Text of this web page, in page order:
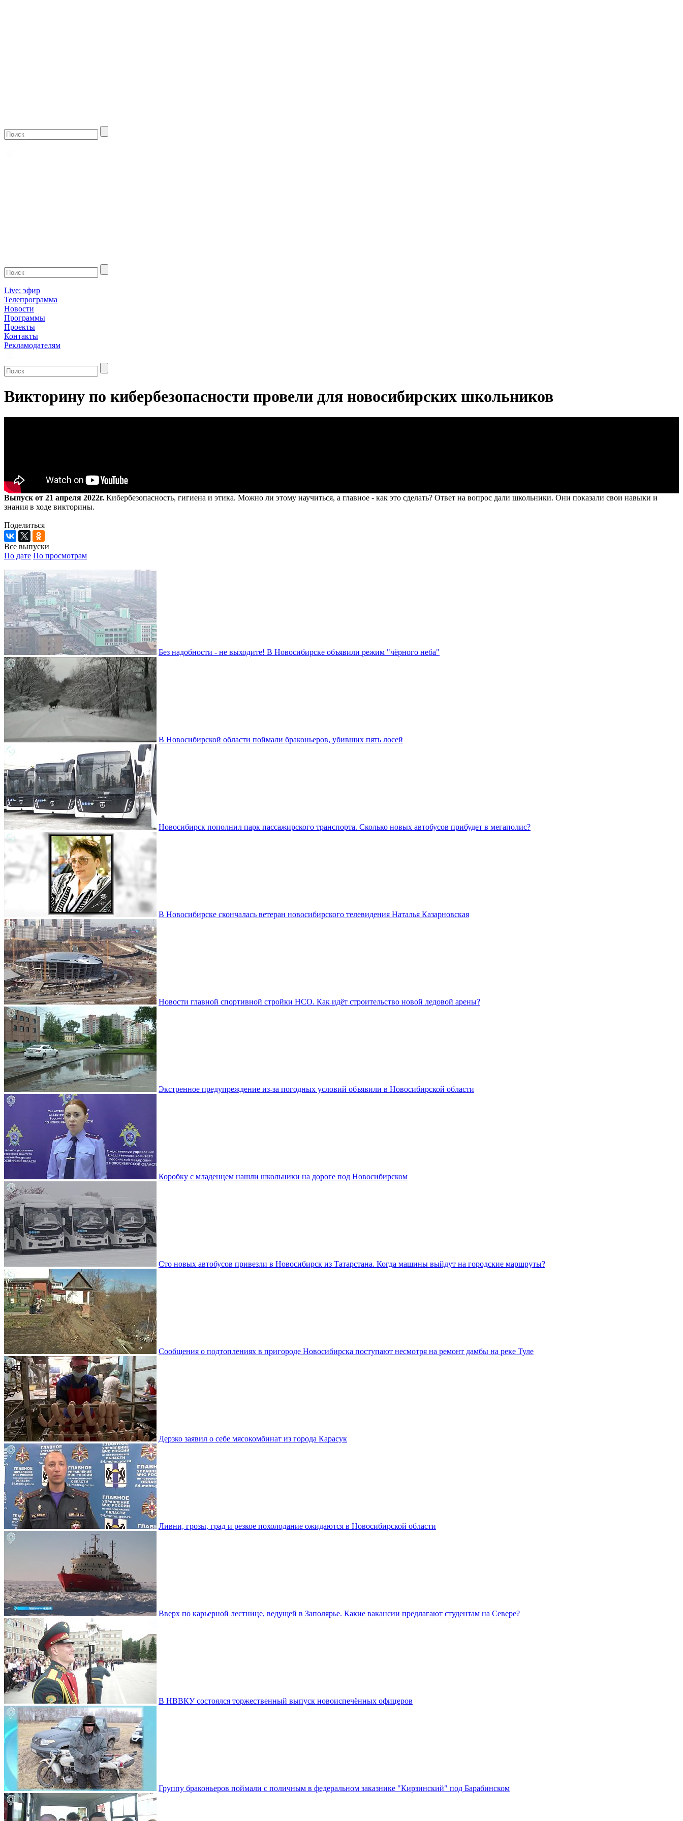
Live: эфир
Телепрограмма
Новости
Программы
Проекты
Контакты
Рекламодателям
Викторину по кибербезопасности провели для новосибирских школьников
Выпуск от 21 апреля 2022г. Кибербезопасность, гигиена и этика. Можно ли этому научиться, а главное - как это сделать? Ответ на вопрос дали школьники. Они показали свои навыки и
знания в ходе викторины.
Поделиться
Все выпуски
По дате По просмотрам
Без надобности - не выходите! В Новосибирске объявили режим "чёрного неба"
В Новосибирской области поймали браконьеров, убивших пять лосей
Новосибирск пополнил парк пассажирского транспорта. Сколько новых автобусов прибудет в мегаполис?
В Новосибирске скончалась ветеран новосибирского телевидения Наталья Казарновская
Новости главной спортивной стройки НСО. Как идёт строительство новой ледовой арены?
Экстренное предупреждение из-за погодных условий объявили в Новосибирской области
Коробку с младенцем нашли школьники на дороге под Новосибирском
Сто новых автобусов привезли в Новосибирск из Татарстана. Когда машины выйдут на городские маршруты?
Сообщения о подтоплениях в пригороде Новосибирска поступают несмотря на ремонт дамбы на реке Туле
Дерзко заявил о себе мясокомбинат из города Карасук
Ливни, грозы, град и резкое похолодание ожидаются в Новосибирской области
Вверх по карьерной лестнице, ведущей в Заполярье. Какие вакансии предлагают студентам на Севере?
В НВВКУ состоялся торжественный выпуск новоиспечённых офицеров
Группу браконьеров поймали с поличным в федеральном заказнике "Кирзинский" под Барабинском